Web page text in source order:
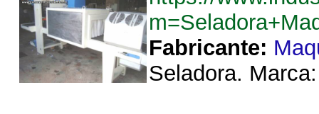
Fabricante:
Seladora.